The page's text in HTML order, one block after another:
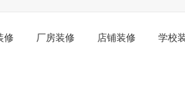
修 厂房装修 店铺装修 学校